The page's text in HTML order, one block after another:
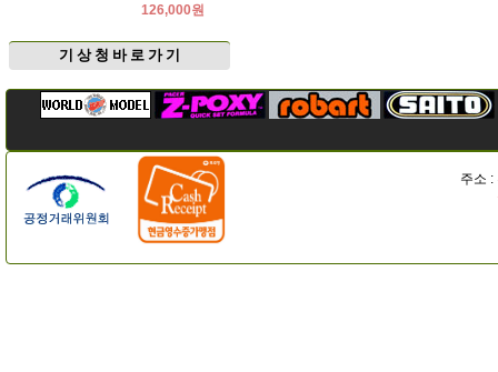
126,000원
기 상 청 바 로 가 기
주소